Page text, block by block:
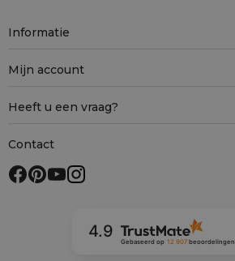
Informatie
Mijn account
Heeft u een vraag?
Contact
4.9
Gebaseerd op 12 907beoordelingen